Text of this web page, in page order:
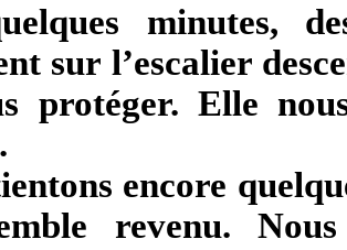
minutes,
sur l’escalier
protéger. Elle
encore
revenu.